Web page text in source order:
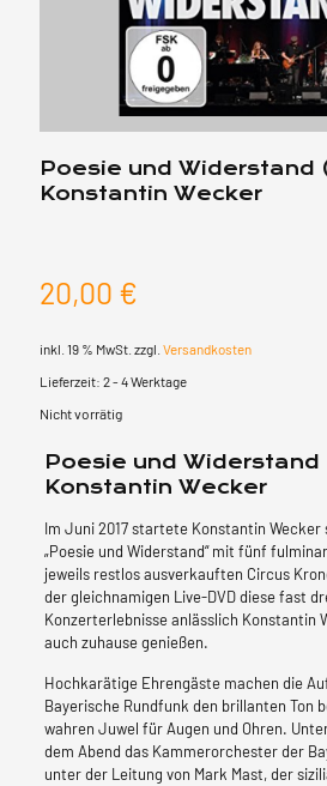
Poesie und Widerstand
Konstantin Wecker
20,00 €
inkl. 19 % MwSt. zzgl. Versandkosten
Lieferzeit: 2 - 4 Werktage
Nicht vorrätig
Poesie und Widerstand
Konstantin Wecker
Im Juni 2017 startete Konstantin
„Poesie und Widerstand“ mit fünf
jeweils restlos ausverkauften Circus
der gleichnamigen Live-DVD diese fast
Konzerterlebnisse anlässlich Konstantin
auch zuhause genießen.
Hochkarätige Ehrengäste machen die
Bayerische Rundfunk den brillanten Ton
wahren Juwel für Augen und Ohren.
dem Abend das Kammerorchester der
unter der Leitung von Mark Mast, der